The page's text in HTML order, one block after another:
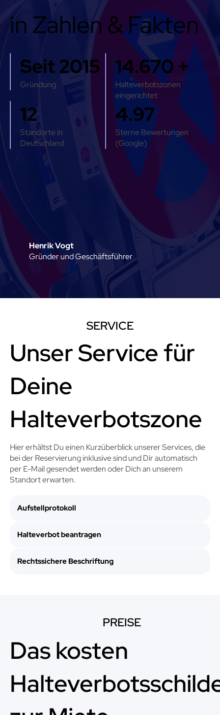
in Zahlen & Fakten
Seit 2015
Gründung
14.670 +
Halteverbotszonen
eingerichtet
12
Standorte in
Deutschland
4.97
Sterne Bewertungen
(Google)
Henrik Vogt
Gründer und Geschäftsführer
SERVICE
Unser Service für
Deine
Halteverbotszone
Hier erhältst Du einen Kurzüberblick unserer Services, die
bei der Reservierung inklusive sind und Dir automatisch
per E-Mail gesendet werden oder Dich an unserem
Standort erwarten.
Aufstellprotokoll
Halteverbot beantragen
Rechtssichere Beschriftung
PREISE
Das kosten